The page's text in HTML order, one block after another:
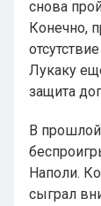
снова
Конечно,
Лукаку
защита
В
Наполи.
сыграл